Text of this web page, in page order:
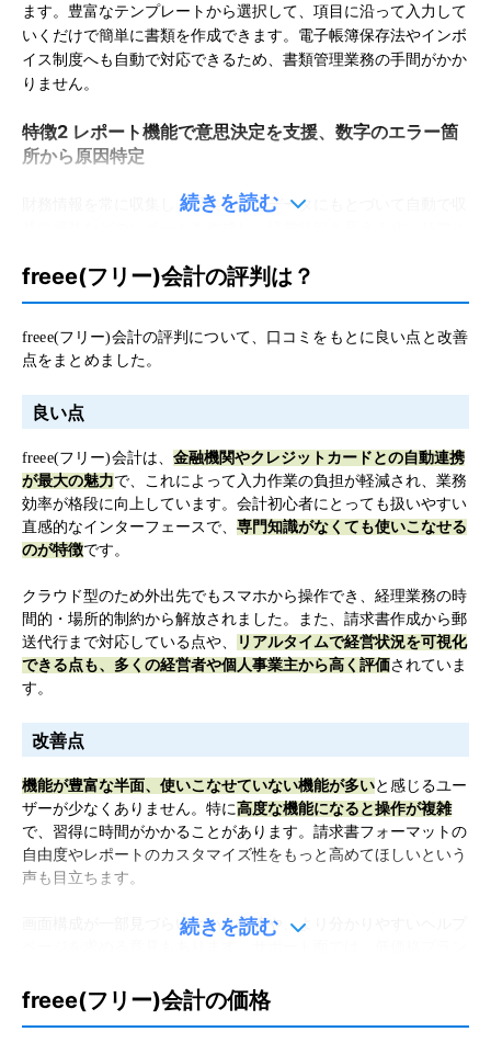
ます。豊富なテンプレートから選択して、項目に沿って入力して
いくだけで簡単に書類を作成できます。電子帳簿保存法やインボ
イス制度へも自動で対応できるため、書類管理業務の手間がかか
りません。
特徴2 レポート機能で意思決定を支援、数字のエラー箇
所から原因特定
財務情報を常に収集し、収集されたデータにもとづいて自動で収
う。また試算表からその原因となる仕訳および帳票類まで、同一
画面で一気に遡ることができます。原因追及までスピード感を持
特徴3 ワークフローをオンライン上で完結、AIを活用し
て業務を効率化
領収書や伝票の申請、承認をシステム上で完結できます。申請は
スマホで書類の写真を取るだけでもシステム上にデータをアップ
ロードでき、時間や場所を問わずに申請と承認をおこなえます。
また、AIが自動的に書類から申請内容を作成することも可能で
す。
※　リードプラス「キーワードからひも解く業界分析シリーズ：
クラウド会計ソフト編」（2022年8月）
製品URL
更新日：2026/07/10
掲載に関するお問い合わせ
口コミを投稿する
続きを読む
freee(フリー)会計の評判は？
freee(フリー)会計の評判について、口コミをもとに良い点と改善
点をまとめました。
良い点
freee(フリー)会計は、金融機関やクレジットカードとの自動連携
が最大の魅力で、これによって入力作業の負担が軽減され、業務
効率が格段に向上しています。会計初心者にとっても扱いやすい
直感的なインターフェースで、 専門知識がなくても使いこなせる
のが特徴です。
クラウド型のため外出先でもスマホから操作でき、経理業務の時
間的・場所的制約から解放されました。また、請求書作成から郵
送代行まで対応している点や、
リアルタイムで経営状況を可視化
できる点も、多くの経営者や個人事業主から高く評価されていま
す。
改善点
機能が豊富な半面、使いこなせていない機能が多いと感じるユー
ザーが少なくありません。特に高度な機能になると操作が複雑
で、習得に時間がかかることがあります。請求書フォーマットの
自由度やレポートのカスタマイズ性をもっと高めてほしいという
声も目立ちます。
画面構成が一部見づらいという指摘や、より分かりやすいヘルプ
む声が見られます。さらに、より踏み込んだAIによる税務アドバ
イス機能への期待も高まっています。
続きを読む
freee(フリー)会計の価格